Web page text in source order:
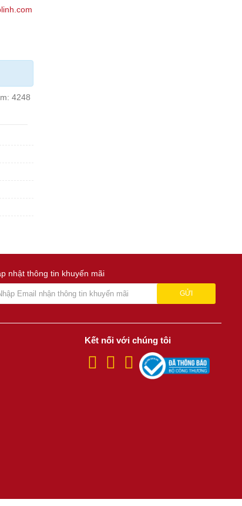
4248
nhật thông tin khuyến mãi
GỬI
Kết nối với chúng tôi